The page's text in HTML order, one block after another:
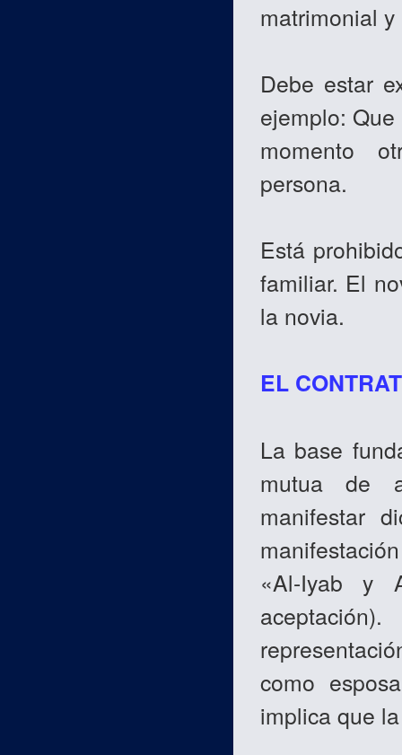
matrimonial
Debe estar
ejemplo:
momento
persona.
Está
familiar. El
la novia.
EL
La base
mutua de
manifestar
«Al-Iyab y
como
implica que